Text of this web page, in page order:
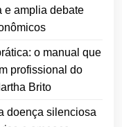
e amplia debate
o manual que
profissional do
Brito
doença silenciosa